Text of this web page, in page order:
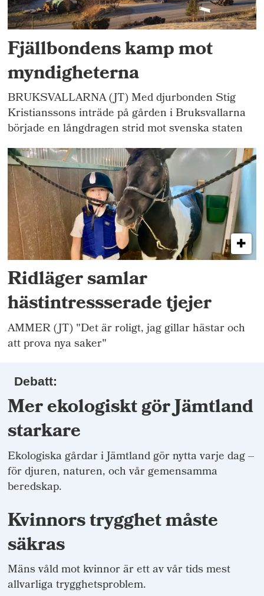
Fjällbondens kamp mot
myndigheterna
BRUKSVALLARNA (JT) Med djurbonden Stig
Kristianssons inträde på gården i Bruksvallarna
började en långdragen strid mot svenska staten
Ridläger samlar
hästintressserade tjejer
AMMER (JT) "Det är roligt, jag gillar hästar och
att prova nya saker"
Debatt:
Mer ekologiskt gör Jämtland
starkare
Ekologiska gårdar i Jämtland gör nytta varje dag –
för djuren, naturen, och vår gemensamma
beredskap.
Kvinnors trygghet måste
säkras
Mäns våld mot kvinnor är ett av vår tids mest
allvarliga trygghetsproblem.